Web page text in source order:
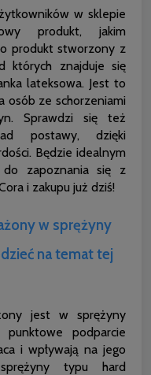
w sklepie
produkt, jakim
produkt stworzony z
których znajduje się
lateksowa. Jest to
osób ze schorzeniami
Sprawdzi się też
postawy, dzięki
Będzie idealnym
do zapoznania się z
i zakupu już dziś!
w sprężyny
na temat tej
jest w sprężyny
punktowe podparcie
i wpływają na jego
sprężyny typu hard